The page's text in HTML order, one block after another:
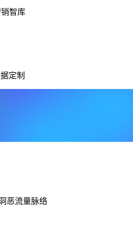
智库
定制
恶流量脉络